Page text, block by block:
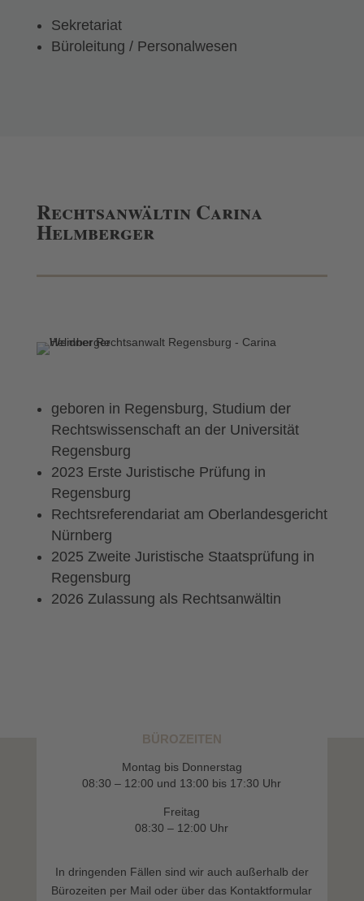
Sekretariat
Büroleitung / Personalwesen
Rechtsanwältin Carina
Helmberger
geboren in Regensburg, Studium der
Rechtswissenschaft an der Universität
Regensburg
2023 Erste Juristische Prüfung in
Regensburg
Rechtsreferendariat am Oberlandesgericht
Nürnberg
2025 Zweite Juristische Staatsprüfung in
Regensburg
2026 Zulassung als Rechtsanwältin
BÜROZEITEN
Montag bis Donnerstag
08:30 – 12:00 und 13:00 bis 17:30 Uhr
Freitag
08:30 – 12:00 Uhr
In dringenden Fällen sind wir auch außerhalb der
Bürozeiten per Mail oder über das Kontaktformular